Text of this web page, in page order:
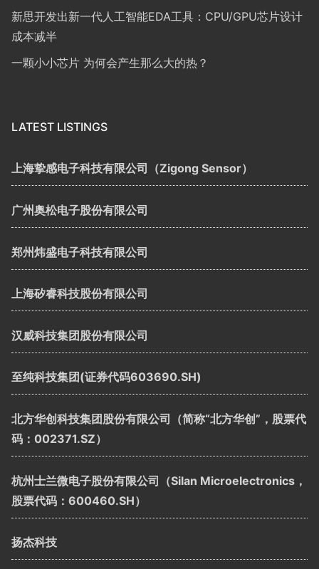
新思开发出新一代人工智能EDA工具：CPU/GPU芯片设计
成本减半
一颗小小芯片 为何会产生那么大的热？
LATEST LISTINGS
上海挚感电子科技有限公司（Zigong Sensor）
广州奥松电子股份有限公司
郑州炜盛电子科技有限公司
上海矽睿科技股份有限公司
汉威科技集团股份有限公司
至纯科技集团(证券代码603690.SH)
北方华创科技集团股份有限公司（简称“北方华创”，股票代
码：002371.SZ）
杭州士兰微电子股份有限公司（Silan Microelectronics，
股票代码：600460.SH）
扬杰科技